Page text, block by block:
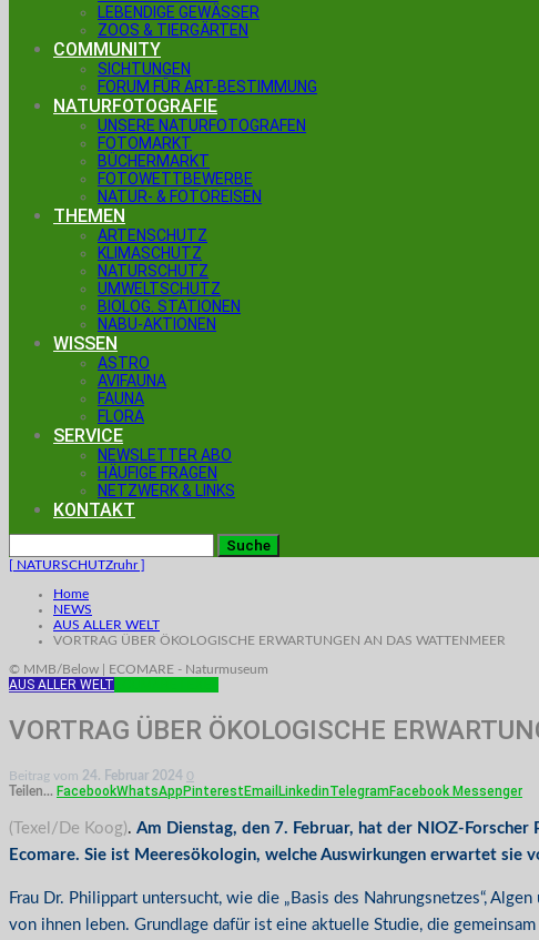
LEBENDIGE GEWÄSSER
ZOOS & TIERGÄRTEN
COMMUNITY
SICHTUNGEN
FORUM FÜR ART-BESTIMMUNG
NATURFOTOGRAFIE
UNSERE NATURFOTOGRAFEN
FOTOMARKT
BÜCHERMARKT
FOTOWETTBEWERBE
NATUR- & FOTOREISEN
THEMEN
ARTENSCHUTZ
KLIMASCHUTZ
NATURSCHUTZ
UMWELTSCHUTZ
BIOLOG. STATIONEN
NABU-AKTIONEN
WISSEN
ASTRO
AVIFAUNA
FAUNA
FLORA
SERVICE
NEWSLETTER ABO
HÄUFIGE FRAGEN
NETZWERK & LINKS
KONTAKT
[ NATURSCHUTZruhr ]
Home
NEWS
AUS ALLER WELT
VORTRAG ÜBER ÖKOLOGISCHE ERWARTUNGEN AN DAS WATTENMEER
© MMB/Below | ECOMARE - Naturmuseum
AUS ALLER WELT
VORTRAG ÜBER ÖKOLOGISCHE
Beitrag vom 24. Februar 2024 0
Teilen... FacebookWhatsAppPinterestEmail LinkedinTelegramFacebook Messenger
(Texel/De Koog). Am Dienstag, den 7. Februar, hat der NIOZ-
Ecomare. Sie ist Meeresökologin, welche Auswirkungen erwartet sie
Frau Dr. Philippart untersucht, wie die „Basis des Nahrungsnetzes“,
von ihnen leben. Grundlage dafür ist eine aktuelle Studie, die